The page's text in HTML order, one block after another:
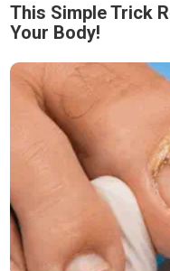
This Simple Trick
Your Body!